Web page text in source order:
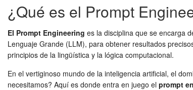
¿Qué es el Prompt
El Prompt Engineering es la disciplina que se encarga
Lenguaje Grande (LLM), para obtener resultados
principios de la lingüística y la lógica computacional.
En el vertiginoso mundo de la inteligencia artificial, el
necesitamos? Aquí es donde entra en juego el prompt